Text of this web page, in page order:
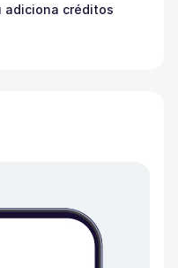
adiciona créditos